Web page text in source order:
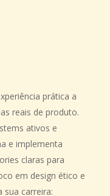
prática a
reais de produto.
ativos e
e implementa
claras para
em design ético e
sua carreira: